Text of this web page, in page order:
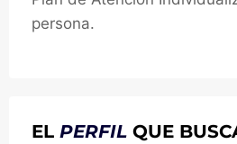
persona.
EL PERFIL QUE